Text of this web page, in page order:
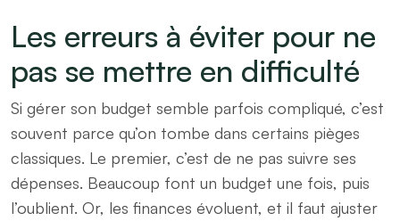
Les erreurs à éviter pour ne
pas se mettre en difficulté
Si gérer son budget semble parfois compliqué, c’est
souvent parce qu’on tombe dans certains pièges
classiques. Le premier, c’est de ne pas suivre ses
dépenses. Beaucoup font un budget une fois, puis
l’oublient. Or, les finances évoluent, et il faut ajuster